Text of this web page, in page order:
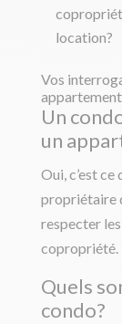
location?
Vos
Un
un
Oui, c’est ce
propriétaire
respecter
copropriété.
Quels
condo?